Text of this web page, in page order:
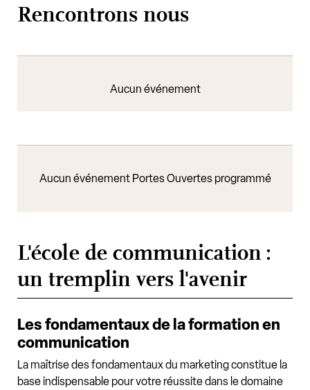
Rencontrons nous
Aucun événement
Aucun événement Portes Ouvertes programmé
L'école de communication :
un tremplin vers l'avenir
Les fondamentaux de la formation en
communication
La maîtrise des fondamentaux du marketing constitue la
base indispensable pour votre réussite dans le domaine